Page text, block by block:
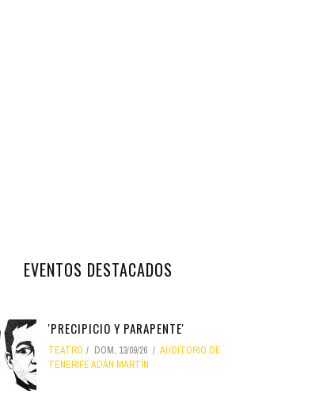
EVENTOS DESTACADOS
'PRECIPICIO Y PARAPENTE'
TEATRO DOM, 13/09/26
AUDITORIO DE
TENERIFE ADÁN MARTÍN